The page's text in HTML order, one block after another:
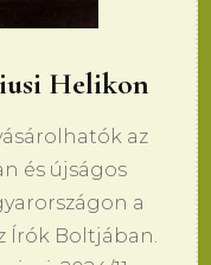
Helikon
az
és újságos
a
Írók Boltjában.